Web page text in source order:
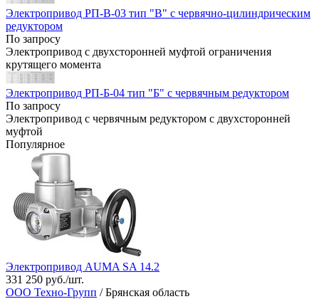
Электропривод РП-В-03 тип "В" с червячно-цилиндрическим
редуктором
По запросу
Электропривод с двухсторонней муфтой ограничения
крутящего момента
Электропривод РП-Б-04 тип "Б" с червячным редуктором
По запросу
Электропривод с червячным редуктором с двухсторонней
муфтой
Популярное
Электропривод AUMA SA 14.2
331 250 руб./шт.
ООО Техно-Групп / Брянская область